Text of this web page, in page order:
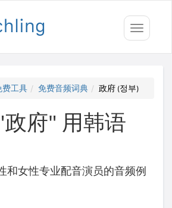
Toggle
费工具 免费音频词典 政府 (정부)
府" 用韩语
和女性专业配音演员的音频例